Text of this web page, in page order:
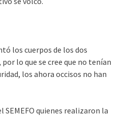
los cuerpos de los dos
lo que se cree que no tenían
los ahora occisos no han
quienes realizaron la